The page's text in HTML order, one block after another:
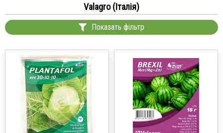
Valagro (Італія)
Показать фільтр